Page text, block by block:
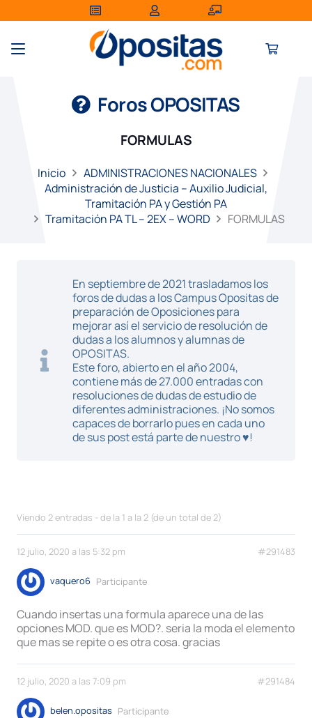
Foros OPOSITAS
FORMULAS
Inicio
ADMINISTRACIONES NACIONALES
Administración de Justicia – Auxilio Judicial,
Tramitación PA y Gestión PA
Tramitación PA TL – 2EX – WORD
FORMULAS
En septiembre de 2021 trasladamos los
foros de dudas a los Campus Opositas de
preparación de Oposiciones para
mejorar así el servicio de resolución de
dudas a los alumnos y alumnas de
OPOSITAS.
Este foro, abierto en el año 2004,
contiene más de 27.000 entradas con
resoluciones de dudas de estudio de
diferentes administraciones. ¡No somos
capaces de borrarlo pues en cada uno
de sus post está parte de nuestro ♥!
Viendo 2 entradas - de la 1 a la 2 (de un total de 2)
12 julio, 2020 a las 5:32 pm #291483
vaquero6 Participante
Cuando insertas una formula aparece una de las
opciones MOD. que es MOD?. seria la moda el elemento
que mas se repite o es otra cosa. gracias
12 julio, 2020 a las 7:09 pm #291484
belen.opositas Participante